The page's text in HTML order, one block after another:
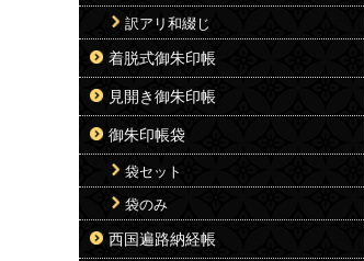
訳アリ和綴じ
着脱式御朱印帳
見開き御朱印帳
御朱印帳袋
袋セット
袋のみ
西国遍路納経帳